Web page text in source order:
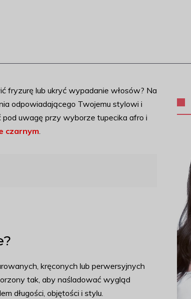
fryzurę lub ukryć wypadanie włosów? Na
odpowiadającego Twojemu stylowi i
uwagę przy wyborze tupecika afro i
czarnym.
kręconych lub perwersyjnych
tak, aby naśladować wygląd
długości, objętości i stylu.